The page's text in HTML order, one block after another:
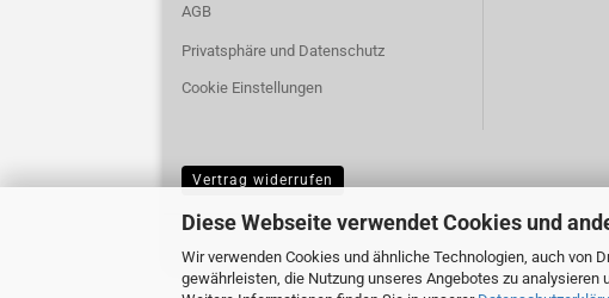
Diese Webseite verwendet Cookies und
Wir verwenden Cookies und ähnliche Technologien, auch von
gewährleisten, die Nutzung unseres Angebotes zu
AGB
Privatsphäre und Datenschutz
Cookie Einstellungen
Vertrag widerrufen